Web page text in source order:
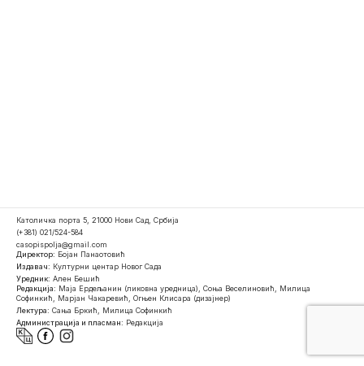
Католичка порта 5, 21000 Нови Сад, Србија
(+381) 021/524-584
casopispolja@gmail.com
Директор: Бојан Панаотовић
Издавач: Културни центар Новог Сада
Уредник: Ален Бешић
Редакција: Маја Ердељанин (ликовна уредница), Соња Веселиновић, Милица
Софинкић, Марјан Чакаревић, Огњен Клисара (дизајнер)
Лектура: Сања Бркић, Милица Софинкић
Администрација и пласман: Редакција